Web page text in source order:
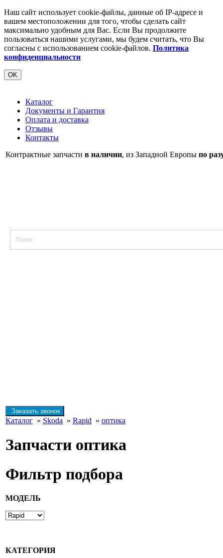
Наш сайт использует cookie-файлы, данные об IP-адресе и
вашем местоположении для того, чтобы сделать сайт
максимально удобным для Вас. Если Вы продолжите
пользоваться нашими услугами, мы будем считать, что Вы
согласны с использованием cookie-файлов. Политика
конфиденциальности
OK
Каталог
Документы и Гарантия
Оплата и доставка
Отзывы
Контакты
Контрактные запчасти в наличии, из Западной Европы по
Заказать звонок
Каталог » Skoda » Rapid » оптика
Запчасти оптика
Фильтр подбора
МОДЕЛЬ
КАТЕГОРИЯ